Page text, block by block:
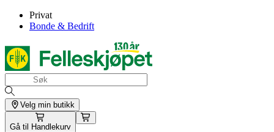
Privat
Bonde & Bedrift
Velg min butikk
Gå til Handlekurv